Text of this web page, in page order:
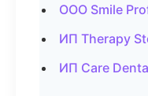
ООО Smile
ИП Therapy
ИП Care